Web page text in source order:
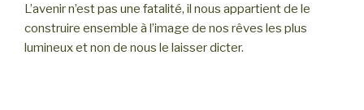
L’avenir n’est pas une fatalité, il nous appartient de le
construire ensemble à l’image de nos rêves les plus
lumineux et non de nous le laisser dicter.